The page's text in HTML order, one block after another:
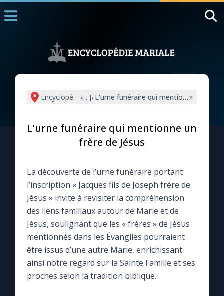
L'actualité de la semaine
La newsletter
La vidéo de la semaine
Le compte Tiktok
Le magazine
Encyclopédie mariale
›[...]› L'urne funéraire qui mentionne un frère
▾
L'urne funéraire qui mentionne un
frère de Jésus
La découverte de l’urne funéraire portant
l’inscription « Jacques fils de Joseph frère de
Jésus » invite à revisiter la compréhension
des liens familiaux autour de Marie et de
Jésus, soulignant que les « frères » de Jésus
mentionnés dans les Évangiles pourraient
être issus d’une autre Marie, enrichissant
ainsi notre regard sur la Sainte Famille et ses
proches selon la tradition biblique.